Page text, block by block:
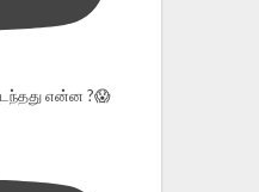
என்ன ?😱